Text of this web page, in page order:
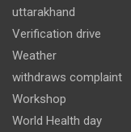
uttarakhand
Verification drive
Weather
withdraws complaint
Workshop
World Health day